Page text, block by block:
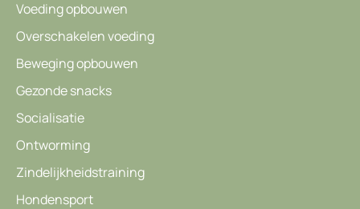
Voeding opbouwen
Overschakelen voeding
Beweging opbouwen
Gezonde snacks
Socialisatie
Ontworming
Zindelijkheidstraining
Hondensport